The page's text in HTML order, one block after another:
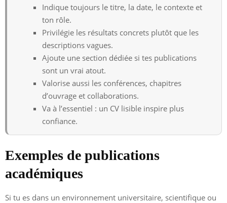
Indique toujours le titre, la date, le contexte et
ton rôle.
Privilégie les résultats concrets plutôt que les
descriptions vagues.
Ajoute une section dédiée si tes publications
sont un vrai atout.
Valorise aussi les conférences, chapitres
d’ouvrage et collaborations.
Va à l’essentiel : un CV lisible inspire plus
confiance.
Exemples de publications
académiques
Si tu es dans un environnement universitaire, scientifique ou